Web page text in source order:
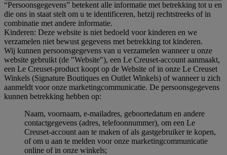
“Persoonsgegevens” betekent alle informatie met betrekking tot u en
die ons in staat stelt om u te identificeren, hetzij rechtstreeks of in
combinatie met andere informatie.
Kinderen: Deze website is niet bedoeld voor kinderen en we
verzamelen niet bewust gegevens met betrekking tot kinderen.
Wij kunnen persoonsgegevens van u verzamelen wanneer u onze
website gebruikt (de "Website"), een Le Creuset-account aanmaakt,
een Le Creuset-product koopt op de Website of in onze Le Creuset
Winkels (Signature Boutiques en Outlet Winkels) of wanneer u zich
aanmeldt voor onze marketingcommunicatie. De persoonsgegevens
kunnen betrekking hebben op:
Naam, voornaam, e-mailadres, geboortedatum en andere
contactgegevens (adres, telefoonnummer), om een Le
Creuset-account aan te maken of als gastgebruiker te kopen,
of om u aan te melden voor onze marketingcommunicatie
online of in onze winkels;